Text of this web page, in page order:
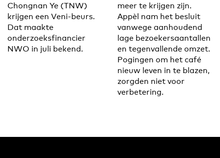
Chongnan Ye (TNW)
krijgen een Veni-beurs.
Dat maakte
onderzoeksfinancier
NWO in juli bekend.
meer te krijgen zijn.
Appèl nam het besluit
vanwege aanhoudend
lage bezoekersaantallen
en tegenvallende omzet.
Pogingen om het café
nieuw leven in te blazen,
zorgden niet voor
verbetering.